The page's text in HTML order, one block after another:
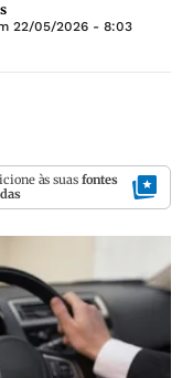
22/05/2026 - 8:03
às suas fontes